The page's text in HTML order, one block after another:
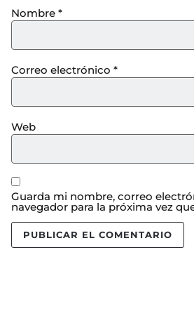
Nombre *
Correo electrónico *
Web
Guarda mi nombre, correo
navegador para la próxima vez